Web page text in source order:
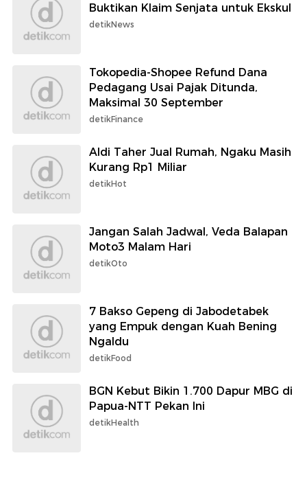
Buktikan Klaim Senjata untuk Ekskul
detikNews
Tokopedia-Shopee Refund Dana
Pedagang Usai Pajak Ditunda,
Maksimal 30 September
detikFinance
Aldi Taher Jual Rumah, Ngaku Masih
Kurang Rp1 Miliar
detikHot
Jangan Salah Jadwal, Veda Balapan
Moto3 Malam Hari
detikOto
7 Bakso Gepeng di Jabodetabek
yang Empuk dengan Kuah Bening
Ngaldu
detikFood
BGN Kebut Bikin 1.700 Dapur MBG di
Papua-NTT Pekan Ini
detikHealth